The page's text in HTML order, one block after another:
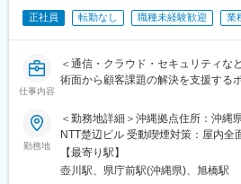
■研修・教育体制：
インフラ運用経験を基盤に、入社後
体系的に習得できます。
・SOC業務理解、セキュリティ基礎
・SIEM操作・ログ分析トレーニング
・実案件を通じたOJT（4～8名のチ
■キャリアパス・魅力：
・SOCアナリストから、シニアSOC
正社員 転勤なし 職種未経験歓迎 業
仕事内容
＜通信・クラウド・セキュリティな
術面から顧客課題の解決を支援する
／フルフレックス・リモート可・残
◇仕事内容（具体イメージ）
本ポジションでは、営業と連携しなが
自治体・地場企業（既存顧客中心）
勤務地
＜勤務地詳細＞沖縄拠点住所：沖
NTT楚辺ビル 受動喫煙対策：屋内全
める事業所（リモートワーク含む）
【最寄り駅】
壺川駅、県庁前駅(沖縄県)、旭橋駅